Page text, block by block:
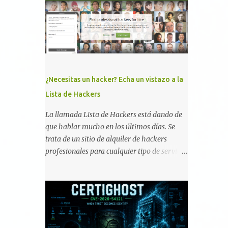
memoria RAM está disponible en el
smartphone o la tablet *#*#34971539#*#* :
Visualiza la información detallada d...
¿Necesitas un hacker? Echa un vistazo a la
Lista de Hackers
La llamada Lista de Hackers está dando de
que hablar mucho en los últimos días. Se
trata de un sitio de alquiler de hackers
profesionales para cualquier tipo de servicio.
discreción, comunicaciones cifradas y la
garantía de que ningún servicio será
demasiado difícil para los talentos que
pueden ser contratados desde la plataforma.